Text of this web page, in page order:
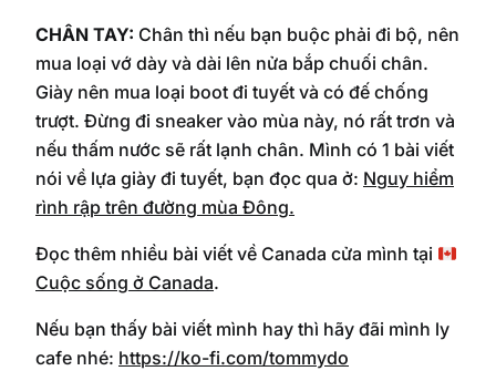
CHÂN TAY: Chân thì nếu bạn buộc phải đi bộ, nên
mua loại vớ dày và dài lên nửa bắp chuối chân.
Giày nên mua loại boot đi tuyết và có đế chống
trượt. Đừng đi sneaker vào mùa này, nó rất trơn và
nếu thấm nước sẽ rất lạnh chân. Mình có 1 bài viết
nói về lựa giày đi tuyết, bạn đọc qua ở: Nguy hiểm
rình rập trên đường mùa Đông.
Đọc thêm nhiều bài viết về Canada cửa mình tại
Cuộc sống ở Canada.
Nếu bạn thấy bài viết mình hay thì hãy đãi mình ly
cafe nhé: https://ko-fi.com/tommydo